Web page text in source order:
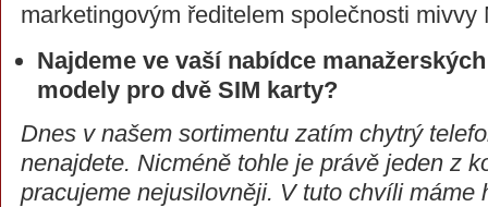
marketingovým ředitelem společnosti mivvy
Najdeme ve vaší nabídce
modely pro dvě SIM karty?
Dnes v našem sortimentu zatím chytrý
nenajdete. Nicméně tohle je právě jeden z
pracujeme nejusilovněji. V tuto chvíli máme